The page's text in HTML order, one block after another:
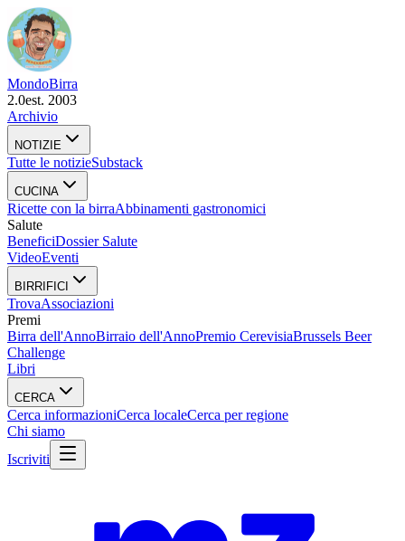
MondoBirra
2.0est. 2003
Archivio
NOTIZIE
Tutte le notizieSubstack
CUCINA
Ricette con la birraAbbinamenti gastronomici
Salute
BeneficiDossier Salute
VideoEventi
BIRRIFICI
TrovaAssociazioni
Premi
Birra dell'AnnoBirraio dell'AnnoPremio CerevisiaBrussels Beer
Challenge
Libri
CERCA
Cerca informazioniCerca localeCerca per regione
Chi siamo
Iscriviti